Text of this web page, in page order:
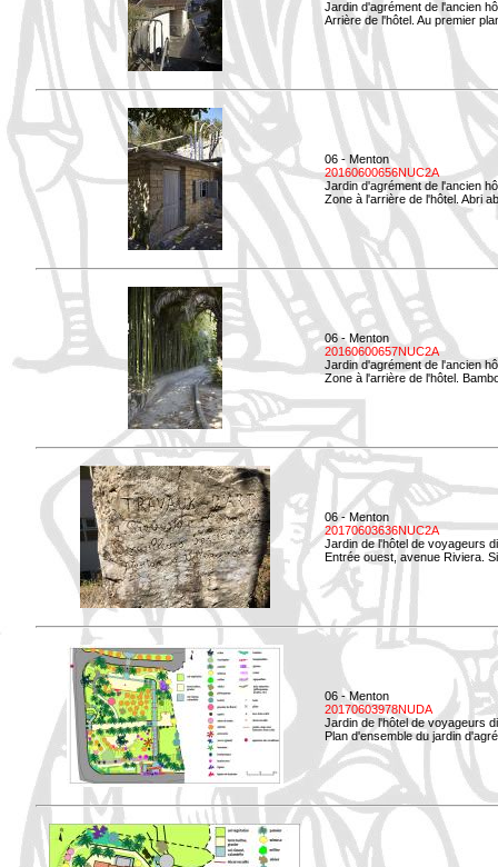
Jardin d'agrément de l'ancien
Arrière de l'hôtel. Au premier
06 - Menton
20160600656NUC2A
Jardin d'agrément de l'ancien
Zone à l'arrière de l'hôtel. Abri
06 - Menton
20160600657NUC2A
Jardin d'agrément de l'ancien
Zone à l'arrière de l'hôtel.
06 - Menton
20170603636NUC2A
Jardin de l'hôtel de voyageurs
Entrée ouest, avenue Riviera.
06 - Menton
20170603978NUDA
Jardin de l'hôtel de voyageurs
Plan d'ensemble du jardin